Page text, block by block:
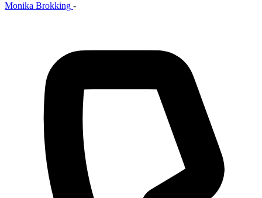
Monika Brokking -